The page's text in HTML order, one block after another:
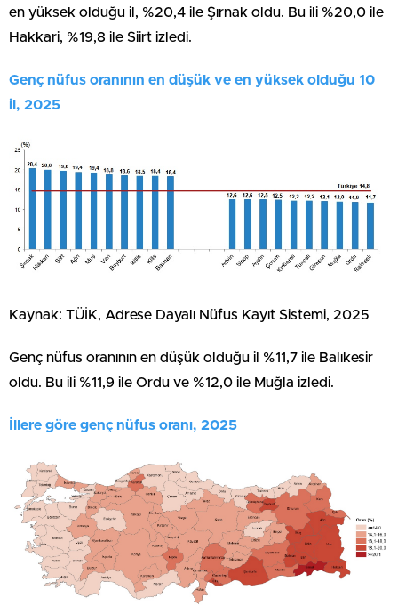
en yüksek olduğu il, %20,4 ile Şırnak oldu. Bu ili %20,0 ile
Hakkari, %19,8 ile Siirt izledi.
Genç nüfus oranının en düşük ve en yüksek olduğu 10
il, 2025
Kaynak: TÜİK, Adrese Dayalı Nüfus Kayıt Sistemi, 2025
Genç nüfus oranının en düşük olduğu il %11,7 ile Balıkesir
oldu. Bu ili %11,9 ile Ordu ve %12,0 ile Muğla izledi.
İllere göre genç nüfus oranı, 2025